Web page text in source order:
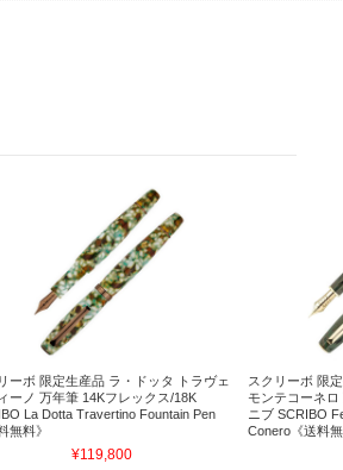
ーボ 限定生産品 ラ・ドッタ トラヴェ
ーノ 万年筆 14Kフレックス/18K
La Dotta Travertino Fountain Pen
無料》
¥119,800
スクリーボ 限
モンテコーネロ
ニブ SCRIBO
Conero《送料無